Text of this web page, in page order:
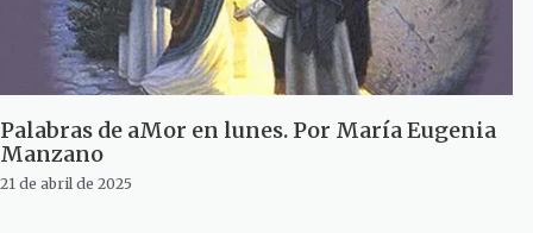
Palabras de aMor en lunes. Por María Eugenia
Manzano
21 de abril de 2025